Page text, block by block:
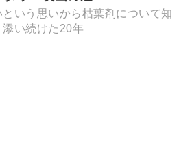
いう思いから枯葉剤について知
い続けた20年